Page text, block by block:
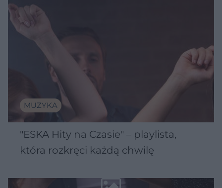
MUZYKA
"ESKA Hity na Czasie" – playlista,
która rozkręci każdą chwilę